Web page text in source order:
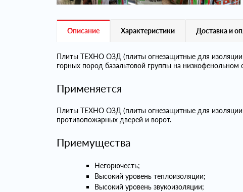
Описание Характеристики Доставка и
Плиты ТЕХНО ОЗД (плиты огнезащитные для
горных пород базальтовой группы на низкофенольном
Применяется
Плиты ТЕХНО ОЗД (плиты огнезащитные для
противопожарных дверей и ворот.
Приемущества
Негорючесть;
Высокий уровень теплоизоляции;
Высокий уровень звукоизоляции;